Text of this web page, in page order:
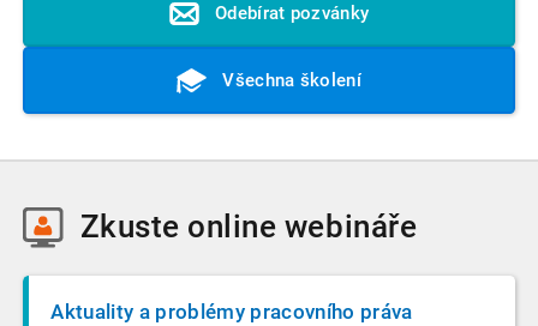
Odebírat pozvánky
Všechna školení
Zkuste online webináře
Aktuality a problémy pracovního práva